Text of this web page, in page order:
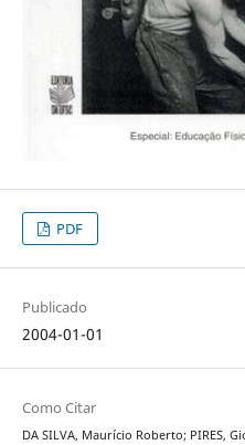
PDF
Publicado
2004-01-01
Como Citar
DA SILVA, Maurício Roberto; PIRES,